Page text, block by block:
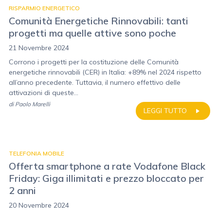
RISPARMIO ENERGETICO
Comunità Energetiche Rinnovabili: tanti
progetti ma quelle attive sono poche
21 Novembre 2024
Corrono i progetti per la costituzione delle Comunità
energetiche rinnovabili (CER) in Italia: +89% nel 2024 rispetto
all’anno precedente. Tuttavia, il numero effettivo delle
attivazioni di queste...
LEGGI TUTTO
di Paolo Marelli
TELEFONIA MOBILE
Offerta smartphone a rate Vodafone Black
Friday: Giga illimitati e prezzo bloccato per
2 anni
20 Novembre 2024